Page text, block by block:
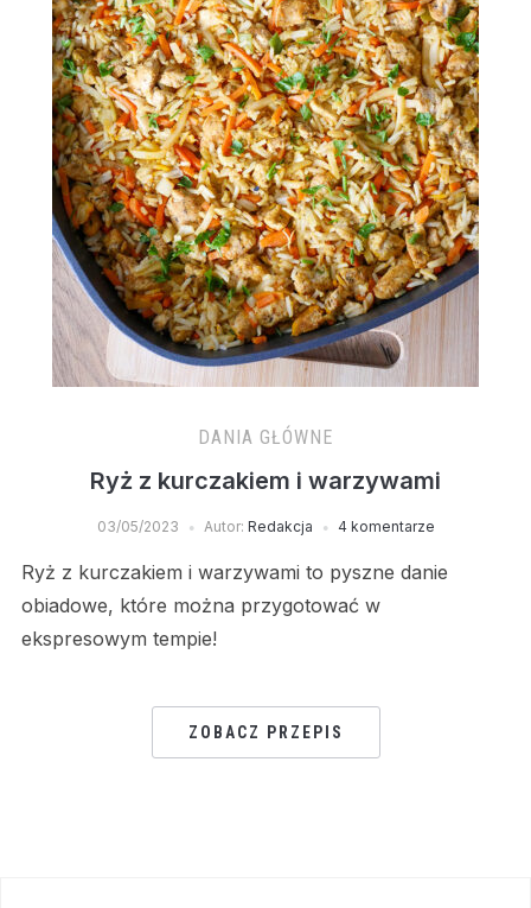
DANIA GŁÓWNE
Ryż z kurczakiem i warzywami
03/05/2023 Autor: Redakcja 4 komentarze
Ryż z kurczakiem i warzywami to pyszne danie
obiadowe, które można przygotować w
ekspresowym tempie!
ZOBACZ PRZEPIS